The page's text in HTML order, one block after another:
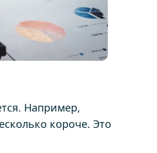
Например,
короче. Это